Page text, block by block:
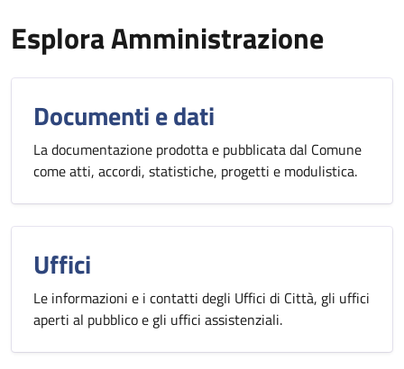
Esplora Amministrazione
Documenti e dati
La documentazione prodotta e pubblicata dal Comune
come atti, accordi, statistiche, progetti e modulistica.
Uffici
Le informazioni e i contatti degli Uffici di Città, gli uffici
aperti al pubblico e gli uffici assistenziali.